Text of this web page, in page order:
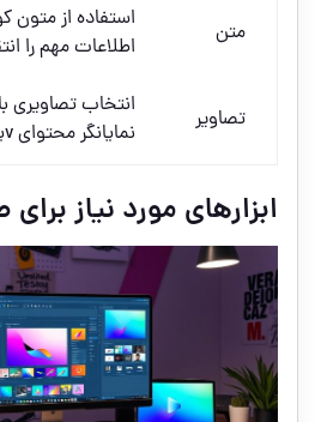
متن
استفاده از متون
اطلاعات مهم را
تصاویر
انتخاب تصاویری
نمایانگر محتوای vیدیو باشد.
ابزارهای مورد نیاز